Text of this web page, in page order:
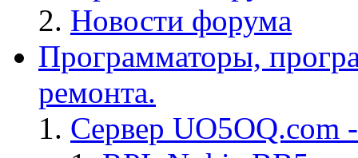
Новости форума
Программаторы,
ремонта.
Сервер